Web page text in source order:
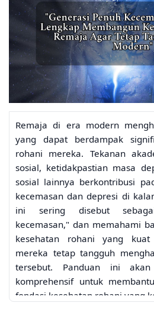
Remaja di era modern
yang dapat berdampak
rohani mereka. Tekanan
sosial, ketidakpastian masa
sosial lainnya berkontribusi
kecemasan dan depresi di
ini sering disebut
kecemasan," dan memahami
kesehatan rohani yang
mereka tetap tangguh
tersebut. Panduan ini
komprehensif untuk
fondasi kesehatan rohani yang